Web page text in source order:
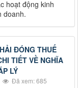
hoạt động kinh
doanh.
ĐÓNG THUẾ
TIẾT VỀ NGHĨA
LÝ
Đã xem: 685